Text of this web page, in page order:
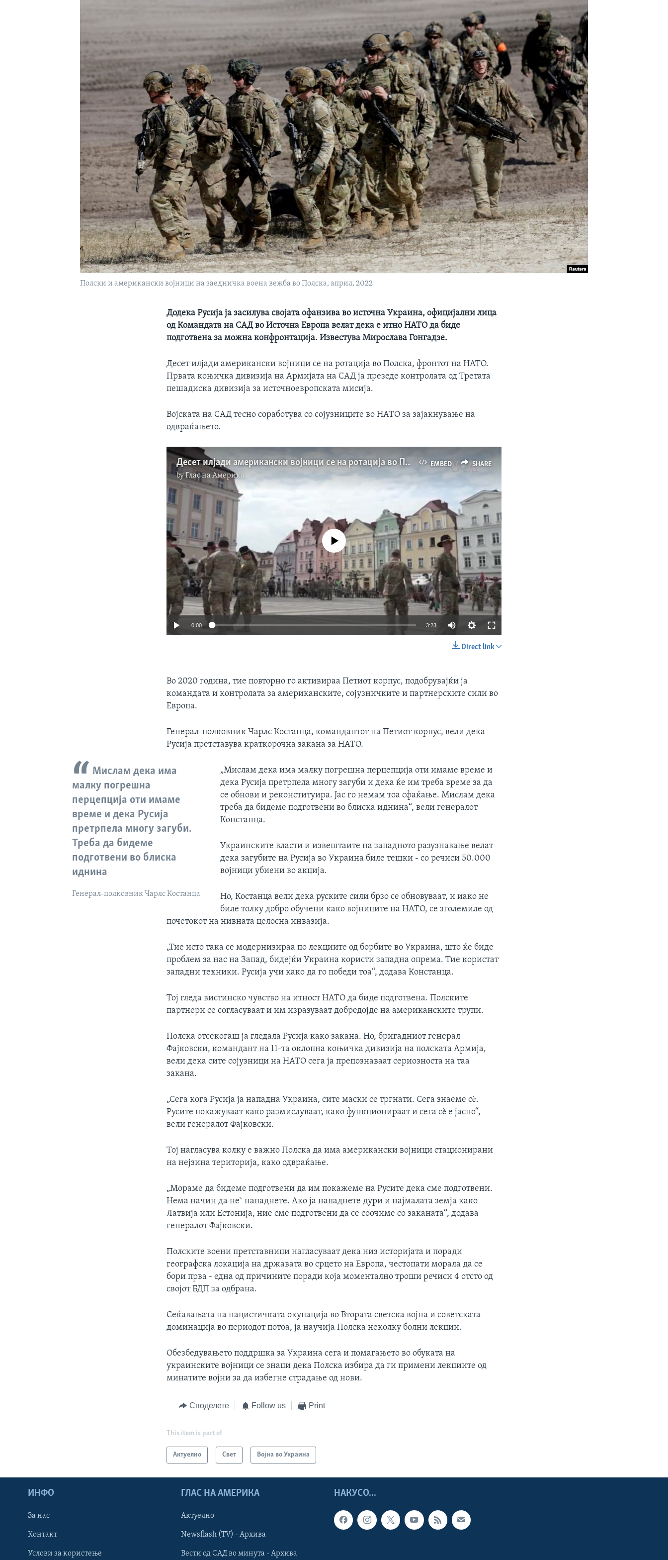
Learning English
Полски и американски војници на заедничка воена вежба во Полска, април, 2022
Додека Русија ја засилува својата офанзива во источна Украина, официјални лица
од Командата на САД во Источна Европа велат дека е итно НАТО да биде
подготвена за можна конфронтација. Известува Мирослава Гонгадзе.
Десет илјади американски војници се на ротација во Полска, фронтот на НАТО.
Првата коњичка дивизија на Армијата на САД ја презеде контролата од Третата
пешадиска дивизија за источноевропската мисија.
Војската на САД тесно соработува со сојузниците во НАТО за зајакнување на
одвраќањето.
EMBED SHARE
Десет илјади американски војници се на ротација во Полска
byГлас на Америка
No media source currently available
0:00 3:23
Direct link
Во 2020 година, тие повторно го активираа Петиот корпус, подобрувајќи ја
командата и контролата за американските, сојузничките и партнерските сили во
Европа.
Генерал-полковник Чарлс Костанца, командантот на Петиот корпус, вели дека
Русија претставува краткорочна закана за НАТО.
Мислам дека има
малку погрешна
перцепција оти имаме
време и дека Русија
претрпела многу загуби.
Треба да бидеме
подготвени во блиска
иднина
Генерал-полковник Чарлс Костанца
„Мислам дека има малку погрешна перцепција оти имаме време и
дека Русија претрпела многу загуби и дека ќе им треба време за да
се обнови и реконституира. Јас го немам тоа сфаќање. Мислам дека
треба да бидеме подготвени во блиска иднина“, вели генералот
Констанца.
Украинските власти и извештаите на западното разузнавање велат
дека загубите на Русија во Украина биле тешки - со речиси 50.000
војници убиени во акција.
Но, Костанца вели дека руските сили брзо се обновуваат, и иако не
биле толку добро обучени како војниците на НАТО, се зголемиле од
почетокот на нивната целосна инвазија.
„Тие исто така се модернизираа по лекциите од борбите во Украина, што ќе биде
проблем за нас на Запад, бидејќи Украина користи западна опрема. Тие користат
западни техники. Русија учи како да го победи тоа“, додава Констанца.
Тој гледа вистинско чувство на итност НАТО да биде подготвена. Полските
партнери се согласуваат и им изразуваат добредојде на американските трупи.
Полска отсекогаш ја гледала Русија како закана. Но, бригадниот генерал
Фајковски, командант на 11-та оклопна коњичка дивизија на полската Армија,
вели дека сите сојузници на НАТО сега ја препознаваат сериозноста на таа
закана.
„Сега кога Русија ја нападна Украина, сите маски се тргнати. Сега знаеме сè.
Русите покажуваат како размислуваат, како функционираат и сега сè е јасно“,
вели генералот Фајковски.
Тој нагласува колку е важно Полска да има американски војници стационирани
на нејзина територија, како одвраќање.
„Мораме да бидеме подготвени да им покажеме на Русите дека сме подготвени.
Нема начин да не` нападнете. Ако ја нападнете дури и најмалата земја како
Латвија или Естонија, ние сме подготвени да се соочиме со заканата“, додава
генералот Фајковски.
Полските воени претставници нагласуваат дека низ историјата и поради
географска локација на државата во срцето на Европа, честопати морала да се
бори прва - една од причините поради која моментално троши речиси 4 отсто од
својот БДП за одбрана.
Сеќавањата на нацистичката окупација во Втората светска војна и советската
доминација во периодот потоа, ја научија Полска неколку болни лекции.
Обезбедувањето поддршка за Украина сега и помагањето во обуката на
украинските војници се знаци дека Полска избира да ги примени лекциите од
минатите војни за да избегне страдање од нови.
Споделете Follow us Print
This item is part of
Актуелно Свет Војна во Украина
НАКУСО...
ИНФО
За нас
Контакт
Услови за користење
ГЛАС НА АМЕРИКА
Актуелно
Newsflash (TV) - Архива
Вести од САД во минута - Архива